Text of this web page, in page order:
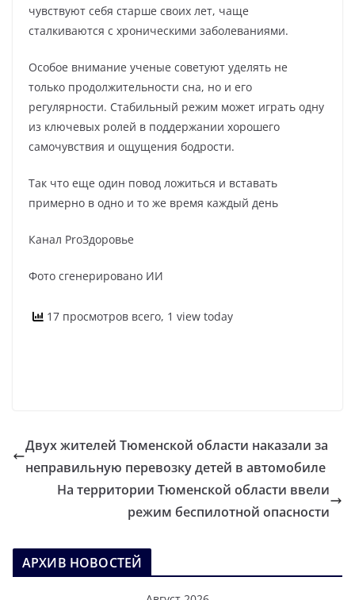
чувствуют себя старше своих лет, чаще
сталкиваются с хроническими заболеваниями.
Особое внимание ученые советуют уделять не
только продолжительности сна, но и его
регулярности. Стабильный режим может играть одну
из ключевых ролей в поддержании хорошего
самочувствия и ощущения бодрости.
Так что еще один повод ложиться и вставать
примерно в одно и то же время каждый день
Канал РroЗдоровье
Фото сгенерировано ИИ
17 просмотров всего, 1 view today
Двух жителей Тюменской области наказали за
неправильную перевозку детей в автомобиле
На территории Тюменской области ввели
режим беспилотной опасности
АРХИВ НОВОСТЕЙ